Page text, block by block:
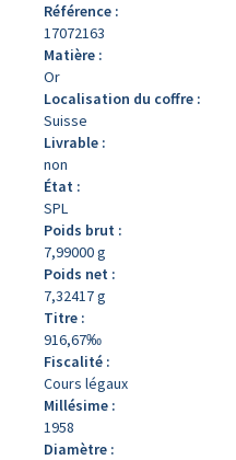
Référence :
17072163
Matière :
Or
Localisation du coffre :
Suisse
Livrable :
non
État :
SPL
Poids brut :
7,99000 g
Poids net :
7,32417 g
Titre :
916,67‰
Fiscalité :
Cours légaux
Millésime :
1958
Diamètre :